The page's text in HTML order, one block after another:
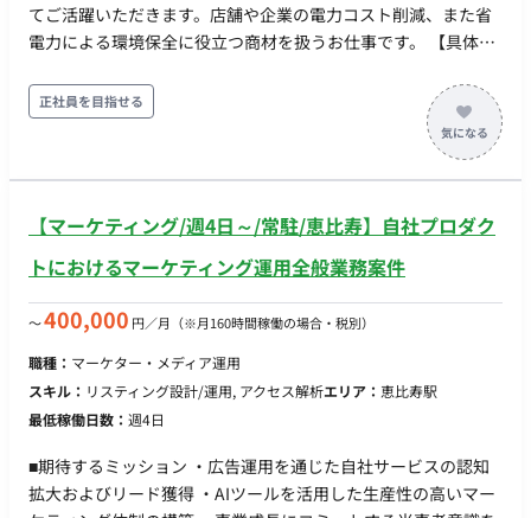
てご活躍いただきます。店舗や企業の電力コスト削減、また省
電力による環境保全に役立つ商材を扱うお仕事です。 【具体的
説明、新製品のプレゼンテーション、営業同行などの支援） ・
反響営業（新規のお客様への製品説明、省エネ設備のヒアリン
グやコンサルティングを行い、最適な省エネ設備の提案） ※訪
問件数は1日2〜3件程度です。企業の電気インフラを支える仕
定める業務 ■条件面■ 雇用形態：紹介予定派遣 契約期間：派遣
期間は最長半年 雇用期間の定めなし 試用期間： あり（3ヶ月）
制（土日祝日） ・夏季休暇 ・年末年始休暇 ・年次有給休暇（6
ります。（※求人票に特記事項なし）転籍・出向：なし（※求
人票に特記事項なし）勤務地(雇入直後)： 本社 ※最寄駅：都営
新宿線・有楽町線 市ヶ谷駅から徒歩4分、JR市ヶ谷駅から徒歩7
載）稼動時間： 9:00～18:00（休憩60分） 時間外労働： 有（月
平均20時間） ※休日指定の顧客対応、大規模なクレーム・トラ
正社員を目指せる
【マーケティング/週4日～/常駐/恵比寿】自社プロダク
トにおけるマーケティング運用全般業務案件
〜400,000 円／月 （※月160時間稼働の場合・税別）
職種： マーケター・メディア運用
スキル： リスティング設計/運用, アクセス解析エリア： 恵比寿駅
最低稼働日数： 週4日
■期待するミッション ・広告運用を通じた自社サービスの認知
拡大およびリード獲得 ・AIツールを活用した生産性の高いマー